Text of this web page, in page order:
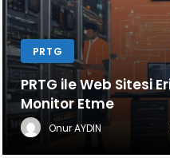
LINUX
Linux Konsol
(Bandwith) Testi
Onur AYDIN